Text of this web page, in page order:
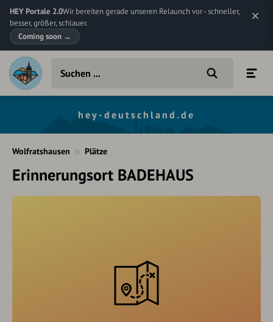
HEY Portale 2.0Wir bereiten gerade unseren Relaunch vor - schneller,
besser, größer, schlauer.
Coming soon →
hey-deutschland.de
Wolfratshausen Plätze
Erinnerungsort BADEHAUS